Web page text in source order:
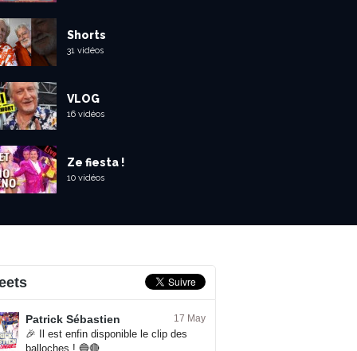
Shorts
31 vidéos
VLOG
16 vidéos
Ze fiesta !
10 vidéos
Patrick Sébastien 17 May
🎉 Il est enfin disponible le clip des
balloches ! 🔵🔴